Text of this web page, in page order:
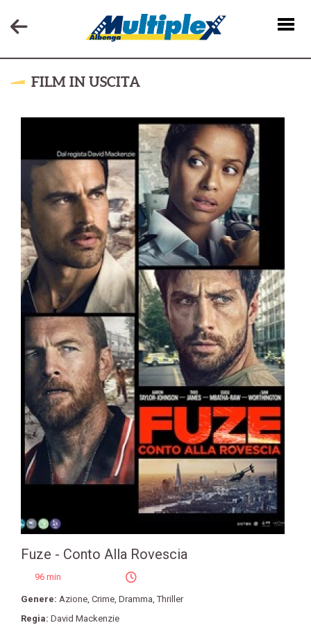
FILM IN USCITA
Fuze - Conto Alla Rovescia
96 min
Genere: Azione, Crime, Dramma,Thriller
Regia: David Mackenzie